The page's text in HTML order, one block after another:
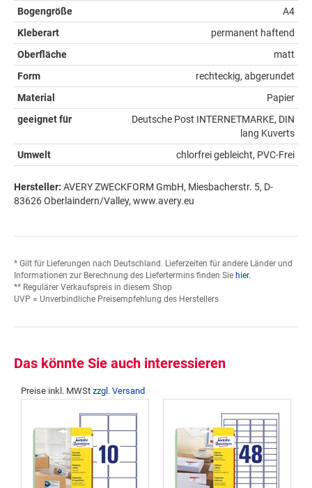
Bogengröße
A4
Kleberart
permanent haftend
Oberfläche
matt
Form
rechteckig, abgerundet
Material
Papier
geeignet für
Deutsche Post INTERNETMARKE, DIN
lang Kuverts
Umwelt
chlorfrei gebleicht, PVC-Frei
Hersteller: AVERY ZWECKFORM GmbH, Miesbacherstr. 5, D-
83626 Oberlaindern/Valley, www.avery.eu
* Gilt für Lieferungen nach Deutschland. Lieferzeiten für andere Länder und
Informationen zur Berechnung des Liefertermins finden Sie hier.
** Regulärer Verkaufspreis in diesem Shop
UVP = Unverbindliche Preisempfehlung des Herstellers
Das könnte Sie auch interessieren
Preise inkl. MWSt zzgl. Versand